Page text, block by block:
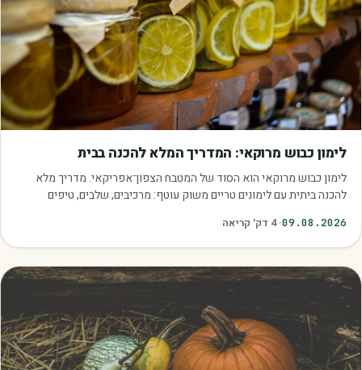
לימון כבוש מרוקאי: המדריך המלא להכנה בבית
לימון כבוש מרוקאי הוא הסוד של המטבח הצפון־אפריקאי. מדריך מלא
להכנה ביתית עם לימונים טריים משוק עוטף: מרכיבים, שלבים, טיפים
09.08.2026
·
4 דק׳ קריאה